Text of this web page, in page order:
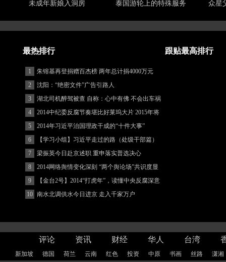
未成年新娘入洞房 泰国游轮上的特殊服务 众星
最热排行 跟贴最高排行
1
朱镕基再登捐赠百杰榜 两年总计捐4000万元
2
沈阳：“绝密文件”广告引路人
3
湖北司机醉驾被查 自称：心中有佛 不会出车祸
(图)
4
2014中纪委反腐节奏堪比好莱坞大片 2015年将
更忙
5
2014年习近平治国理政干成的“十件大事”
6
【学习小组】习近平走过的路（处级干部篇）
7
梁振英今日赴京述职 重申落实普选决心
8
2014网络舆情变化深刻 “两个舆论场”共识度显
著增强
9
【金台2号】2014“打虎年”，读懂中央反腐深意
10 南水北调供水今日进京 走入千家万户
评论 资讯 财经 华人 台湾
新加坡 德国 荷兰 云南 红色 投资 中原 书画 丝路 潇湘